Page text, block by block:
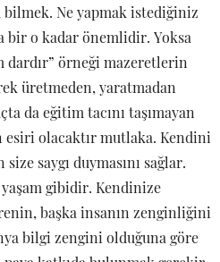
Ne yapmak istediğiniz
bir o kadar önemlidir. Yoksa
dardır” örneği mazeretlerin
üretmeden, yaratmadan
da eğitim tacını taşımayan
esiri olacaktır mutlaka. Kendini
saygı duymasını sağlar.
gibidir. Kendinize
başka insanın zenginliğini
bilgi zengini olduğuna göre